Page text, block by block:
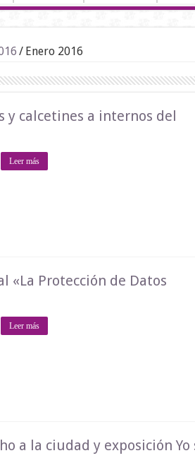
/ Enero 2016
y calcetines a internos del
Leer más
«La Protección de Datos
Leer más
a la ciudad y exposición Yo